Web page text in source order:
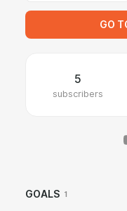
GO
5
subscribers
GOALS 1